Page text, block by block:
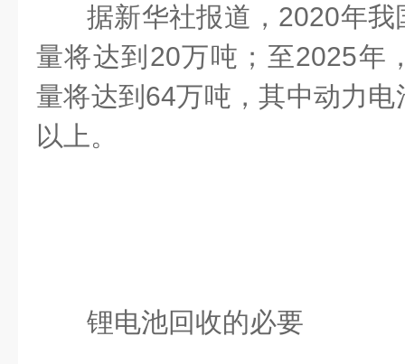
据新华社报道，2020年
量将达到20万吨；至2025年
量将达到64万吨，其中动力
以上。
锂电池回收的必要